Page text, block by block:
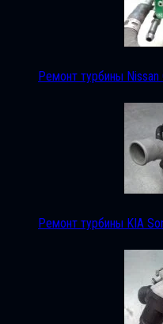
Ремонт турбины Nissan
Ремонт турбины KIA